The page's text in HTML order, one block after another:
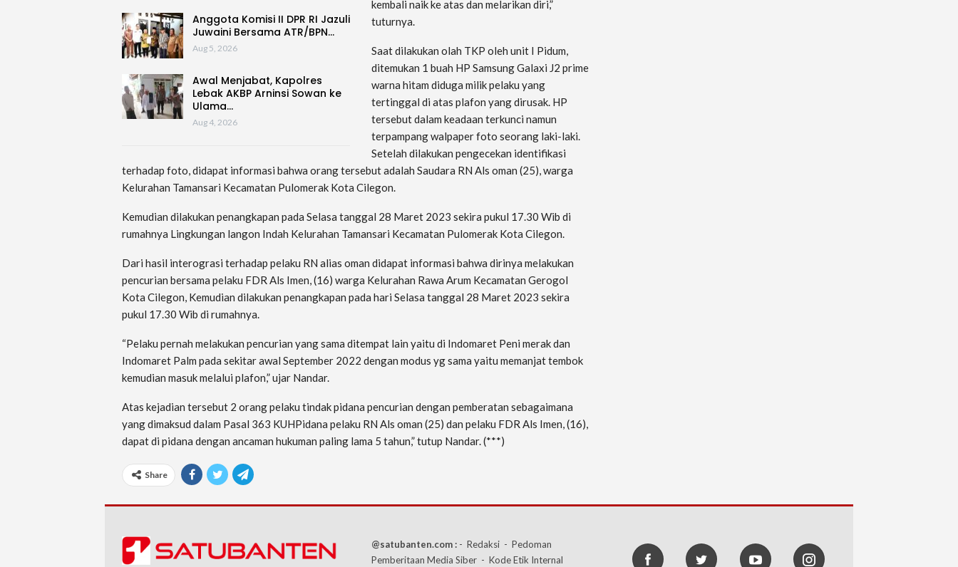
Anggota Komisi II DPR RI Jazuli
Juwaini Bersama ATR/BPN…
Aug 5, 2026
Awal Menjabat, Kapolres
Lebak AKBP Arninsi Sowan ke
Ulama…
Aug 4, 2026
kembali naik ke atas dan melarikan diri,”
tuturnya.
Saat dilakukan olah TKP oleh unit I Pidum,
ditemukan 1 buah HP Samsung Galaxi J2 prime
warna hitam diduga milik pelaku yang
tertinggal di atas plafon yang dirusak. HP
tersebut dalam keadaan terkunci namun
terpampang walpaper foto seorang laki-laki.
Setelah dilakukan pengecekan identifikasi
terhadap foto, didapat informasi bahwa orang tersebut adalah Saudara RN Als oman (25), warga
Kelurahan Tamansari Kecamatan Pulomerak Kota Cilegon.
Kemudian dilakukan penangkapan pada Selasa tanggal 28 Maret 2023 sekira pukul 17.30 Wib di
rumahnya Lingkungan langon Indah Kelurahan Tamansari Kecamatan Pulomerak Kota Cilegon.
Dari hasil interograsi terhadap pelaku RN alias oman didapat informasi bahwa dirinya melakukan
pencurian bersama pelaku FDR Als Imen, (16) warga Kelurahan Rawa Arum Kecamatan Gerogol
Kota Cilegon, Kemudian dilakukan penangkapan pada hari Selasa tanggal 28 Maret 2023 sekira
pukul 17.30 Wib di rumahnya.
“Pelaku pernah melakukan pencurian yang sama ditempat lain yaitu di Indomaret Peni merak dan
Indomaret Palm pada sekitar awal September 2022 dengan modus yg sama yaitu memanjat tembok
kemudian masuk melalui plafon,” ujar Nandar.
Atas kejadian tersebut 2 orang pelaku tindak pidana pencurian dengan pemberatan sebagaimana
yang dimaksud dalam Pasal 363 KUHPidana pelaku RN Als oman (25) dan pelaku FDR Als Imen, (16),
dapat di pidana dengan ancaman hukuman paling lama 5 tahun,” tutup Nandar. (***)
Share
@satubanten.com : - Redaksi - Pedoman
Pemberitaan Media Siber - Kode Etik Internal